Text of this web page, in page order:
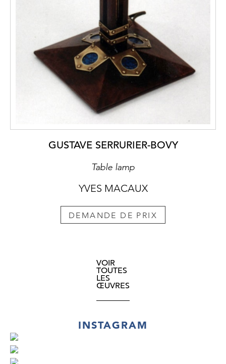
GUSTAVE SERRURIER-BOVY
Table lamp
YVES MACAUX
DEMANDE DE PRIX
VOIR
TOUTES
LES
ŒUVRES
INSTAGRAM